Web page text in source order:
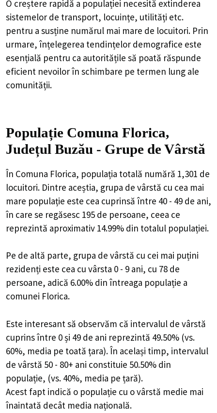
O creștere rapidă a populației necesită extinderea
sistemelor de transport, locuințe, utilități etc.
pentru a susține numărul mai mare de locuitori. Prin
urmare, înțelegerea tendințelor demografice este
esențială pentru ca autoritățile să poată răspunde
eficient nevoilor în schimbare pe termen lung ale
comunității.
Populație Comuna Florica,
Județul Buzău - Grupe de Vârstă
În Comuna Florica, populația totală numără 1,301 de
locuitori. Dintre aceștia, grupa de vârstă cu cea mai
mare populație este cea cuprinsă între 40 - 49 de ani,
în care se regăsesc 195 de persoane, ceea ce
reprezintă aproximativ 14.99% din totalul populației.
Pe de altă parte, grupa de vârstă cu cei mai puțini
rezidenți este cea cu vârsta 0 - 9 ani, cu 78 de
persoane, adică 6.00% din întreaga populație a
comunei Florica.
Este interesant să observăm că intervalul de vârstă
cuprins între 0 și 49 de ani reprezintă 49.50% (vs.
60%, media pe toată țara). În același timp, intervalul
de vârstă 50 - 80+ ani constituie 50.50% din
populație, (vs. 40%, media pe țară).
Acest fapt indică o populație cu o vârstă medie mai
înaintată decât media națională.